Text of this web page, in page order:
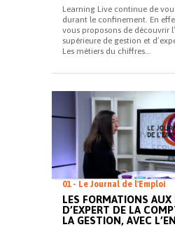
Learning Live continue de
durant le confinement. En
vous proposons de découvrir
supérieure de gestion et
Les métiers du chiffres...
01 - Le Journal de l'Emploi
LES FORMATIONS AUX
D’EXPERT DE LA
LA GESTION, AVEC